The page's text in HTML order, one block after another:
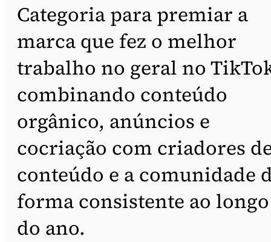
Categoria para premiar a
marca que fez o melhor
trabalho no geral no
combinando conteúdo
orgânico, anúncios e
cocriação com criadores
conteúdo e a comunidade
forma consistente ao longo
do ano.